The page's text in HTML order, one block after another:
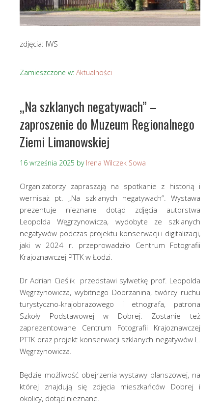
zdjęcia: IWS
Zamieszczone w: Aktualności
„Na szklanych negatywach” –
zaproszenie do Muzeum Regionalnego
Ziemi Limanowskiej
16 września 2025 by Irena Wilczek Sowa
Organizatorzy zapraszają na spotkanie z historią i
wernisaż pt. „Na szklanych negatywach”. Wystawa
prezentuje nieznane dotąd zdjęcia autorstwa
Leopolda Węgrzynowicza, wydobyte ze szklanych
negatywów podczas projektu konserwacji i digitalizacji,
jaki w 2024 r. przeprowadziło Centrum Fotografii
Krajoznawczej PTTK w Łodzi.
Dr Adrian Cieślik przedstawi sylwetkę prof. Leopolda
Węgrzynowicza, wybitnego Dobrzanina, twórcy ruchu
turystyczno-krajobrazowego i etnografa, patrona
Szkoły Podstawowej w Dobrej. Zostanie też
zaprezentowane Centrum Fotografii Krajoznawczej
PTTK oraz projekt konserwacji szklanych negatywów L.
Węgrzynowicza.
Będzie możliwość obejrzenia wystawy planszowej, na
której znajdują się zdjęcia mieszkańców Dobrej i
okolicy, dotąd nieznane.